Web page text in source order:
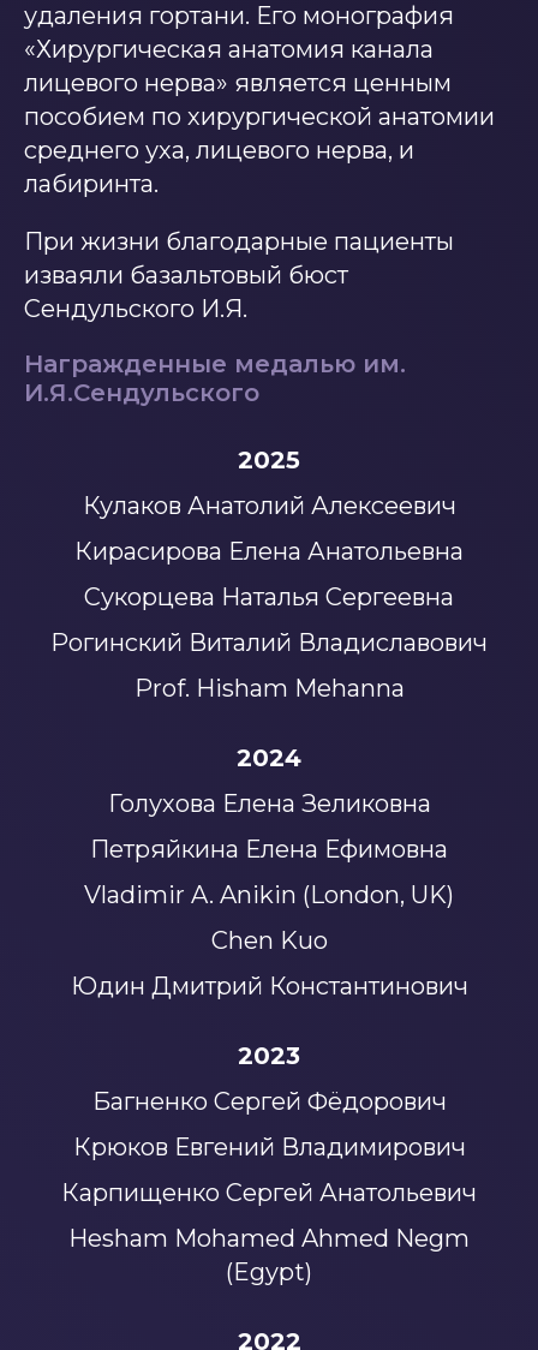
удаления гортани. Его монография
«Хирургическая анатомия канала
лицевого нерва» является ценным
пособием по хирургической анатомии
среднего уха, лицевого нерва, и
лабиринта.
При жизни благодарные пациенты
изваяли базальтовый бюст
Сендульского И.Я.
Награжденные медалью им.
И.Я.Сендульского
2025
Кулаков Анатолий Алексеевич
Кирасирова Елена Анатольевна
Сукорцева Наталья Сергеевна
Рогинский Виталий Владиславович
Prof. Hisham Mehanna
2024
Голухова Елена Зеликовна
Петряйкина Елена Ефимовна
Vladimir A. Anikin (London, UK)
Chen Kuo
Юдин Дмитрий Константинович
2023
Багненко Сергей Фёдорович
Крюков Евгений Владимирович
Карпищенко Сергей Анатольевич
Hesham Mohamed Ahmed Negm
(Egypt)
2022